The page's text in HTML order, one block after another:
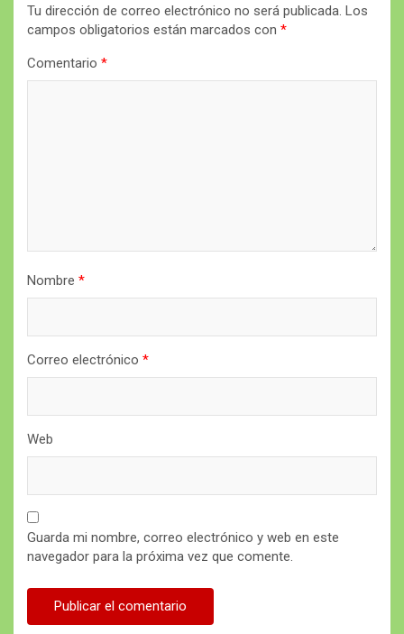
Tu dirección de correo electrónico no será publicada. Los
campos obligatorios están marcados con *
Comentario *
Nombre *
Correo electrónico *
Web
Guarda mi nombre, correo electrónico y web en este
navegador para la próxima vez que comente.